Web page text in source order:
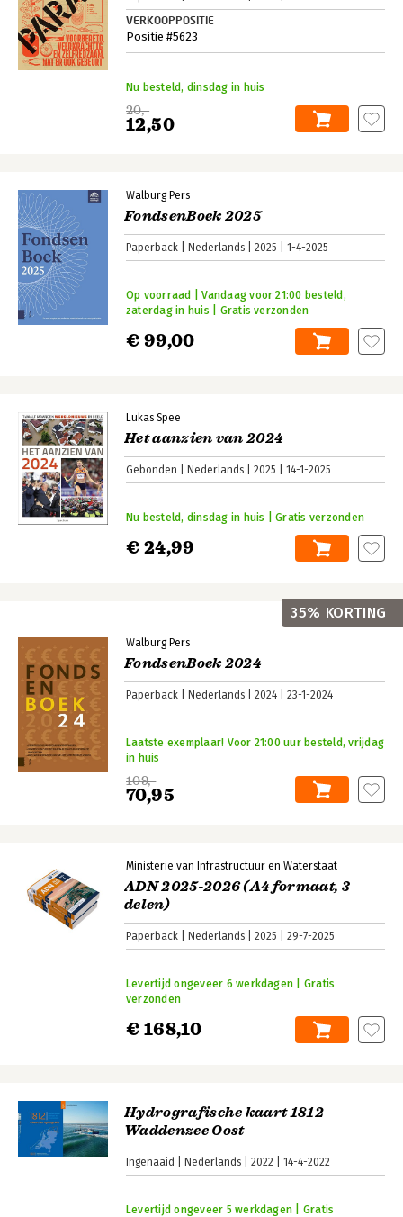
VERKOOPPOSITIE
Positie #5623
20,-
12,50
Nu besteld, dinsdag in huis
Walburg Pers
FondsenBoek 2025
Paperback Nederlands 2025 1-4-2025
€ 99,00
Op voorraad | Vandaag voor 21:00 besteld,
zaterdag in huis | Gratis verzonden
Lukas Spee
Het aanzien van 2024
Gebonden Nederlands 2025 14-1-2025
€ 24,99
Nu besteld, dinsdag in huis | Gratis verzonden
Walburg Pers
FondsenBoek 2024
Paperback Nederlands 2024 23-1-2024
109,-
70,95
Laatste exemplaar! Voor 21:00 uur besteld, vrijdag
in huis
35% KORTING
Ministerie van Infrastructuur en Waterstaat
ADN 2025-2026 (A4 formaat, 3
delen)
Paperback Nederlands 2025 29-7-2025
€ 168,10
Levertijd ongeveer 6 werkdagen | Gratis
verzonden
Hydrografische kaart 1812
Waddenzee Oost
Ingenaaid Nederlands 2022 14-4-2022
Levertijd ongeveer 5 werkdagen | Gratis